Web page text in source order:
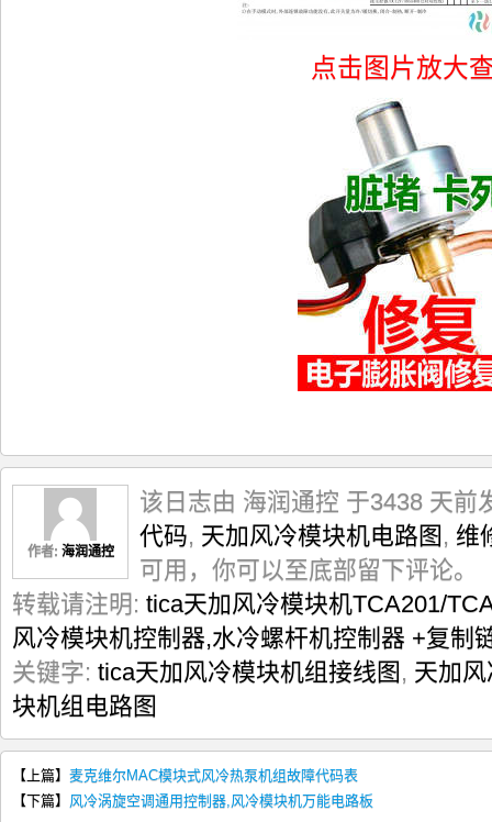
点击图片放大
作者: 海润通控
该日志由 海润通控 于3438 天前
代码, 天加风冷模块机电路图 , 维
可用，你可以至底部留下评论。
转载请注明: tica天加风冷模块机TCA201/
风冷模块机控制器,水冷螺杆机控制器 +复制
关键字: tica天加风冷模块机组接线图 , 天加
块机组电路图
【上篇】 麦克维尔MAC模块式风冷热泵机组故障代码表
【下篇】 风冷涡旋空调通用控制器,风冷模块机万能电路板